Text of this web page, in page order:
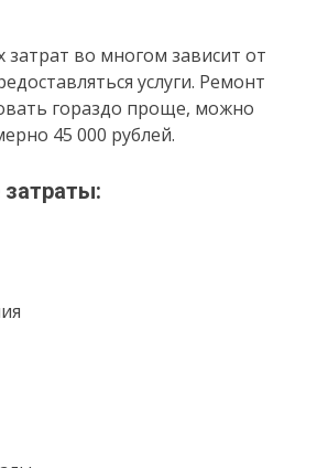
во многом зависит от
услуги. Ремонт
гораздо проще, можно
45 000 рублей.